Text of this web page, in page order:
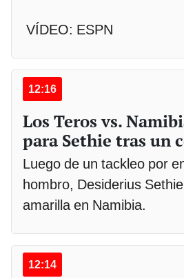
VÍDEO: ESPN
12:16
Los Teros vs.
para Sethie tras un
Luego de un tackleo por
hombro, Desiderius
amarilla en Namibia.
12:14